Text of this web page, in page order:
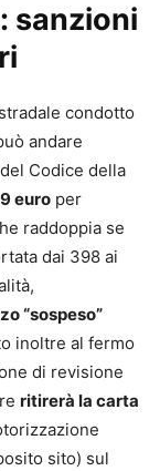
sanzioni
condotto
andare
Codice della
euro per
raddoppia se
dai 398 ai
“sospeso”
inoltre al fermo
di revisione
ritirerà la carta
sito) sul